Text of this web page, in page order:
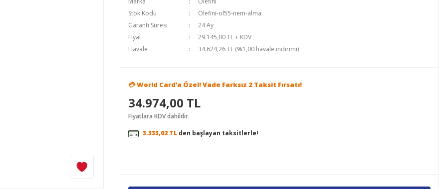
Stok Kodu
Olefini-ol55-nem-alma
Garanti Süresi
24 Ay
Fiyat
29.145,00 TL + KDV
Havale
34.624,26 TL (%1,00 havale indirimi)
💳 World Card’a Özel! Vade Farksız 2 Taksit Fırsatı!
34.974,00 TL
Fiyatlara KDV dahildir.
3.333,02 TL den başlayan taksitlerle!